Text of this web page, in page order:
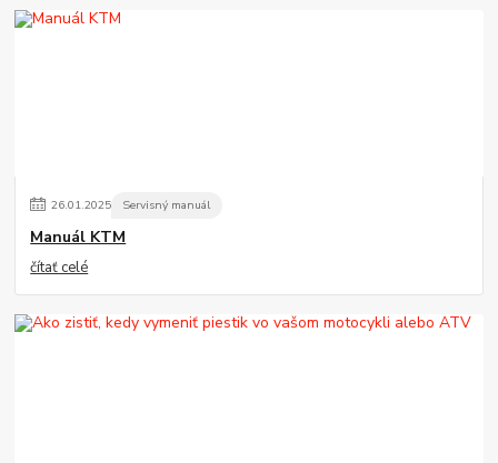
26.01.2025 Servisný manuál
Manuál KTM
čítať celé